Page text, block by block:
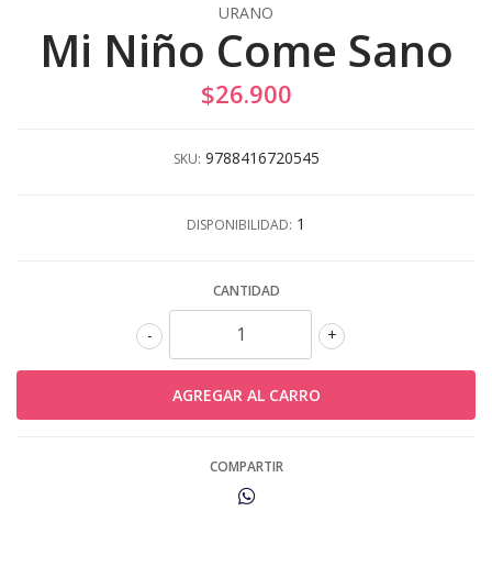
URANO
Mi Niño Come Sano
$26.900
SKU: 9788416720545
DISPONIBILIDAD: 1
CANTIDAD
+
-
COMPARTIR